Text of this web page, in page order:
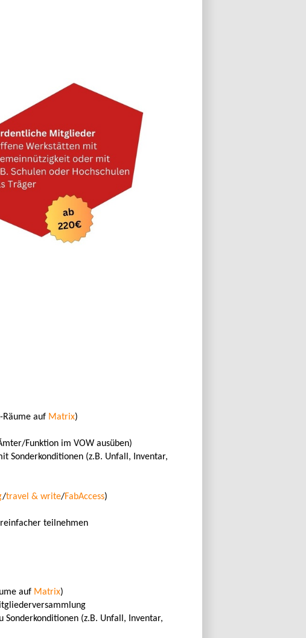
Räume auf Matrix)
Funktion im VOW ausüben)
Sonderkonditionen (z.B. Unfall, Inventar,
/travel & write/FabAccess)
teilnehmen
auf Matrix)
Sonderkonditionen (z.B. Unfall, Inventar,